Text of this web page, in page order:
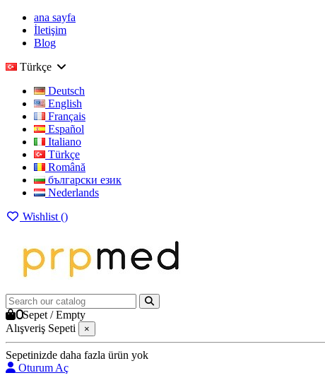
ana sayfa
İletişim
Blog
Türkçe
Deutsch
English
Français
Español
Italiano
Türkçe
Română
български език
Nederlands
Wishlist ()
0Sepet /Empty
Alışveriş Sepeti
×
Sepetinizde daha fazla ürün yok
Oturum Aç